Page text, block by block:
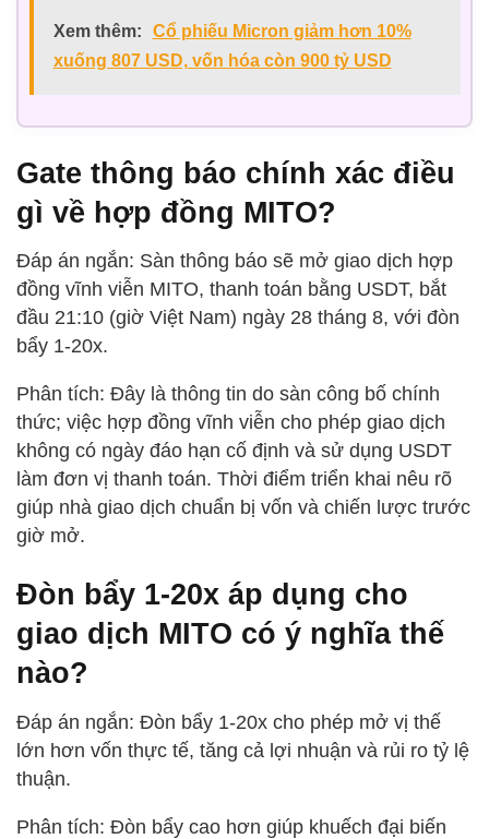
Xem thêm:
Cổ phiếu Micron giảm hơn 10%
xuống 807 USD, vốn hóa còn 900 tỷ USD
Gate thông báo chính xác điều
gì về hợp đồng MITO?
Đáp án ngắn: Sàn thông báo sẽ mở giao dịch hợp
đồng vĩnh viễn MITO, thanh toán bằng USDT, bắt
đầu 21:10 (giờ Việt Nam) ngày 28 tháng 8, với đòn
bẩy 1-20x.
Phân tích: Đây là thông tin do sàn công bố chính
thức; việc hợp đồng vĩnh viễn cho phép giao dịch
không có ngày đáo hạn cố định và sử dụng USDT
làm đơn vị thanh toán. Thời điểm triển khai nêu rõ
giúp nhà giao dịch chuẩn bị vốn và chiến lược trước
giờ mở.
Đòn bẩy 1-20x áp dụng cho
giao dịch MITO có ý nghĩa thế
nào?
Đáp án ngắn: Đòn bẩy 1-20x cho phép mở vị thế
lớn hơn vốn thực tế, tăng cả lợi nhuận và rủi ro tỷ lệ
thuận.
Phân tích: Đòn bẩy cao hơn giúp khuếch đại biến